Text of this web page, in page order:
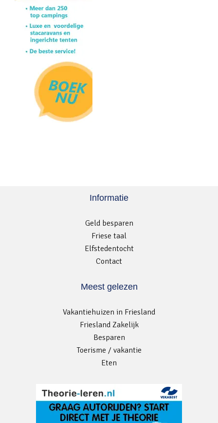
Informatie
Geld besparen
Friese taal
Elfstedentocht
Contact
Meest gelezen
Vakantiehuizen in Friesland
Friesland Zakelijk
Besparen
Toerisme / vakantie
Eten